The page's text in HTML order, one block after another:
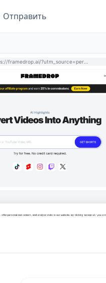
Отправить
https://framedrop.ai/?utm_source=perchance-ai.net&utm_medium=referral